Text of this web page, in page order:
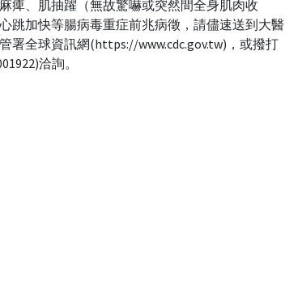
痺、肌抽躍（無故驚嚇或突然間全身肌肉收
跳加快等腸病毒重症前兆病徵，請儘速送到大醫
署全球資訊網(https://www.cdc.gov.tw)，或撥打
洽詢。